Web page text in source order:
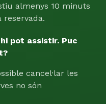
almenys 10 minuts
reservada.
pot assistir. Puc
cancel·lar les
no són